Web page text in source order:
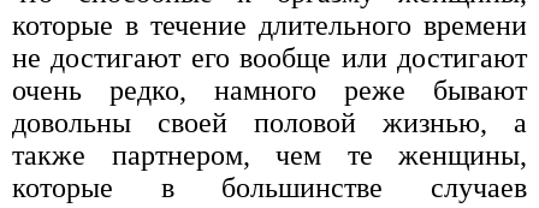
которые в течение длительного времени
не достигают его вообще или достигают
очень редко, намного реже бывают
довольны своей половой жизнью, а
также партнером, чем те женщины,
которые в большинстве случаев